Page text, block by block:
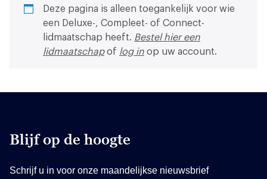
Deze pagina is alleen toegankelijk voor wie
een Deluxe-, Compleet- of Connect-
lidmaatschap heeft. Bestel hier een
lidmaatschapof log in op uw account.
Blijf op de hoogte
Schrijf u in voor onze maandelijkse nieuwsbrief